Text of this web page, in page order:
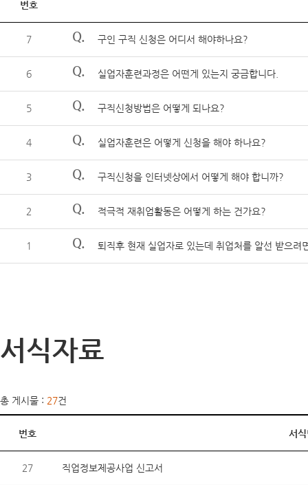
번호
7 Q. 구인 구직 신청은 어디서 해야하나요?
6 Q. 실업자훈련과정은 어떤게 있는지 궁금합니다.
5 Q. 구직신청방법은 어떻게 되나요?
4 Q. 실업자훈련은 어떻게 신청을 해야 하나요?
3 Q. 구직신청을 인터넷상에서 어떻게 해야 합니까?
2 Q. 적극적 재취업활동은 어떻게 하는 건가요?
1 Q. 퇴직후 현재 실업자로 있는데 취업처를 알선 받으려
서식자료
총 게시물 : 27건
번호 서
27 직업정보제공사업 신고서